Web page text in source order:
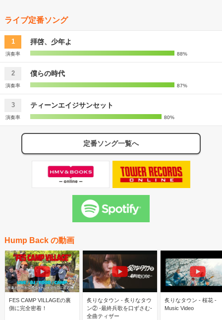
ライブ定番ソング
1 拝啓、少年よ
演奏率 88%
2 僕らの時代
演奏率 87%
3 ティーンエイジサンセット
演奏率 80%
定番ソング一覧へ
Hump Back の動画
FES CAMP VILLAGEの裏
側に完全密着！
炙りなタウン - 炙りなタウ
ン② -最終兵歌を口ずさむ-
全曲ティザー
炙りなタウン - 桜花 -
Music Video